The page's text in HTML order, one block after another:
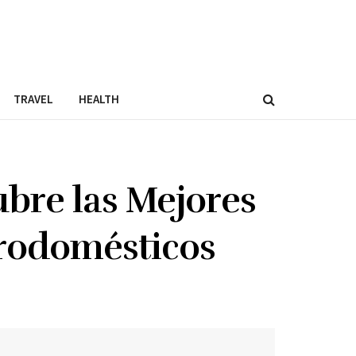
TRAVEL HEALTH
las Mejores